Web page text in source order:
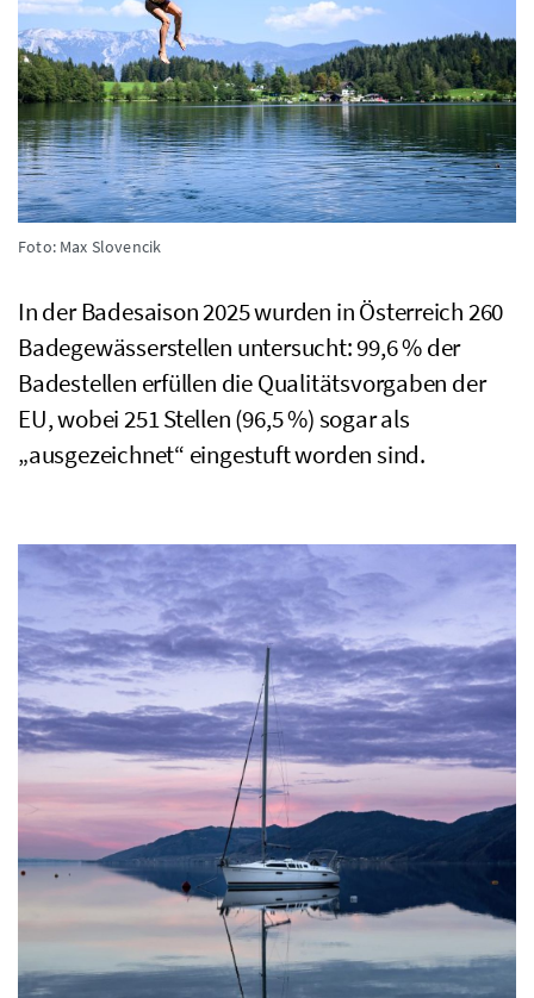
Foto: Max Slovencik
In der Badesaison 2025 wurden in Österreich 260
Badegewässerstellen untersucht: 99,6%der
Badestellen erfüllen die Qualitätsvorgaben der
EU, wobei 251 Stellen (96,5%) sogar als
„ausgezeichnet“ eingestuft worden sind.